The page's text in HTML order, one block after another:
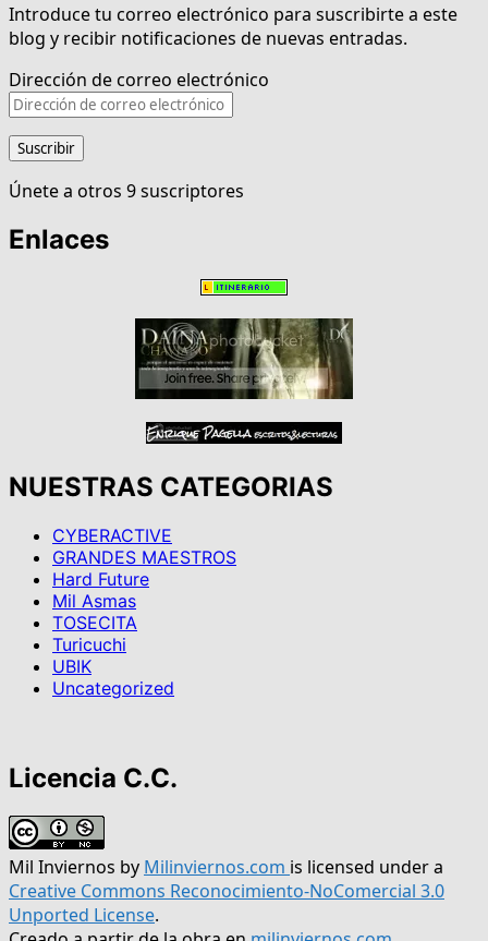
Introduce tu correo electrónico para suscribirte a este
blog y recibir notificaciones de nuevas entradas.
Dirección de correo electrónico
Suscribir
Únete a otros 9 suscriptores
Enlaces
NUESTRAS CATEGORIAS
CYBERACTIVE
GRANDES MAESTROS
Hard Future
Mil Asmas
TOSECITA
Turicuchi
UBIK
Uncategorized
Licencia C.C.
Mil Inviernos by Milinviernos.com is licensed under a
Creative Commons Reconocimiento-NoComercial 3.0
Unported License.